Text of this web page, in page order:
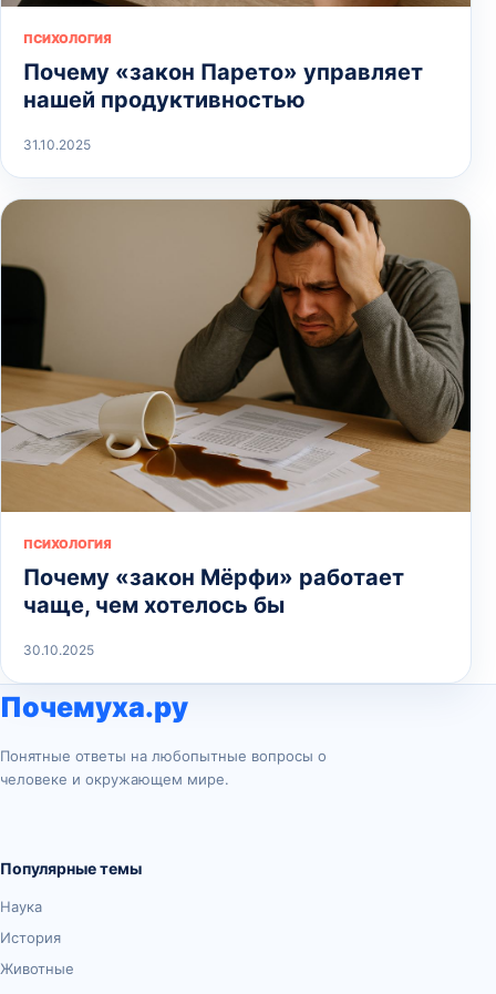
ПСИХОЛОГИЯ
Почему «закон Парето» управляет
нашей продуктивностью
31.10.2025
ПСИХОЛОГИЯ
Почему «закон Мёрфи» работает
чаще, чем хотелось бы
30.10.2025
Почемуха.ру
Понятные ответы на любопытные вопросы о
человеке и окружающем мире.
Популярные темы
Наука
История
Животные